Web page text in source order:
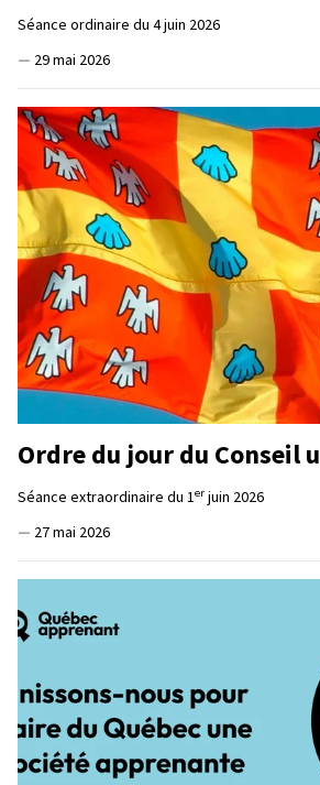
Séance ordinaire du 4 juin 2026
— 29 mai 2026
Ordre du jour du Conseil
Séance extraordinaire du 1er juin 2026
— 27 mai 2026